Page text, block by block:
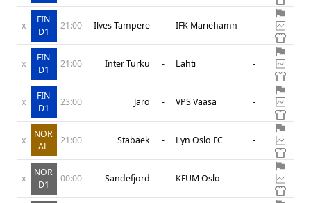
x
FIN
D1
21:00 Ilves Tampere - IFK Mariehamn -
x
FIN
D1
21:00 Inter Turku - Lahti -
x
FIN
D1
23:00 Jaro - VPS Vaasa -
x
NOR
AL
21:00 Stabaek - Lyn Oslo FC -
x
NOR
D1
00:00 Sandefjord - KFUM Oslo -